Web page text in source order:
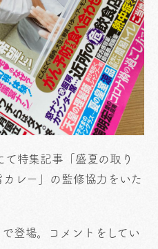
て特集記事「盛夏の取り
レー」の監修協力をいた
登場。コメントをしてい